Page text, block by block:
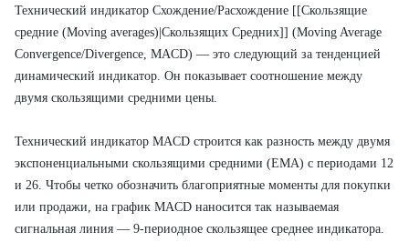
Технический индикатор Схождение/Расхождение [[Скользящие
средние (Moving averages)|Скользящих Средних]] (Moving Average
Convergence/Divergence, MACD) — это следующий за тенденцией
динамический индикатор. Он показывает соотношение между
двумя скользящими средними цены.
Технический индикатор MACD строится как разность между двумя
экспоненциальными скользящими средними (EMA) с периодами 12
и 26. Чтобы четко обозначить благоприятные моменты для покупки
или продажи, на график MACD наносится так называемая
сигнальная линия — 9-периодное скользящее среднее индикатора.